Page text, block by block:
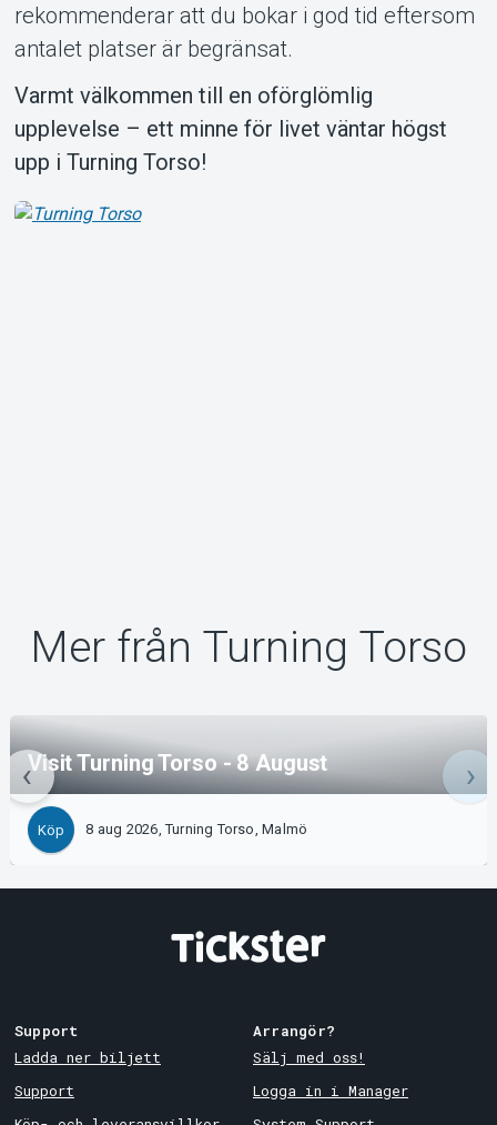
rekommenderar att du bokar i god tid eftersom
antalet platser är begränsat.
Varmt välkommen till en oförglömlig
upplevelse – ett minne för livet väntar högst
upp i Turning Torso!
Mer från Turning Torso
Visit Turning Torso - 8 August
Köp 8 aug 2026, Turning Torso, Malmö
Support
Ladda ner biljett
Support
Arrangör?
Sälj med oss!
Logga in i Manager